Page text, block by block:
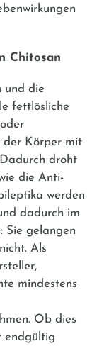
Chitosan
und die
fettlösliche
der Körper mit
droht
die Anti-
werden
dadurch im
Sie gelangen
Als
mindestens
Ob dies
endgültig